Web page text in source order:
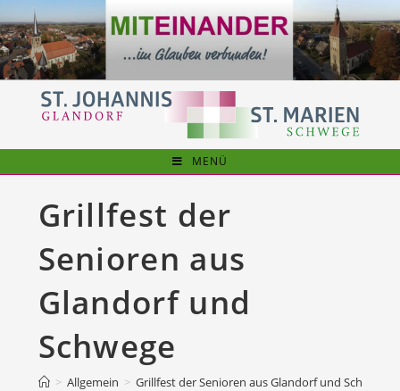
Inhalt
springen
MENÜ
Grillfest der
Senioren aus
Glandorf und
Schwege
> Allgemein > Grillfest der Senioren aus Glandorf und Schwege